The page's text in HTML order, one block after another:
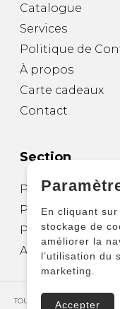
Catalogue
Services
Politique de
À propos
Carte cadeaux
Contact
Section
Partitions pour
Partitions pour
Partitions pour
Autres produits
TOUS DROITS RÉSERVÉS ©
En cliquant
stockage de
améliorer la
l’utilisation du
marketing.
Accepter